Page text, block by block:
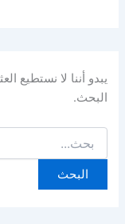
يبدو أننا لا نستطيع
البحث.
عن: